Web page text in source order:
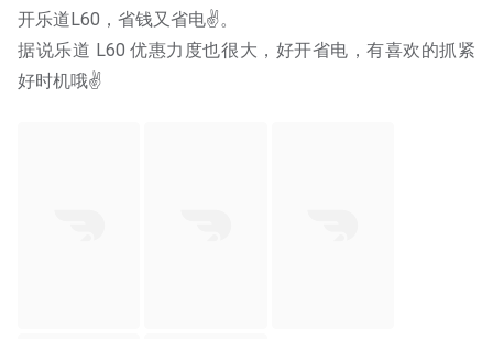
开乐道L60，省钱又省电✌。
据说乐道 L60 优惠力度也很大，好开省电，有喜欢的抓紧
好时机哦✌️